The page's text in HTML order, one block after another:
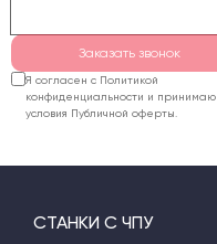
Заказать звонок
Я согласен с Политикой
конфиденциальности и принимаю
условия Публичной оферты.
СТАНКИ С ЧПУ